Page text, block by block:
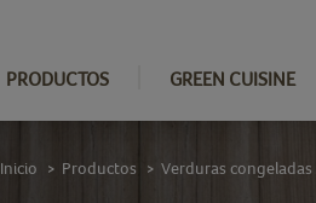
PRODUCTOS GREEN CUISINE
Inicio > Productos > Verduras congeladas